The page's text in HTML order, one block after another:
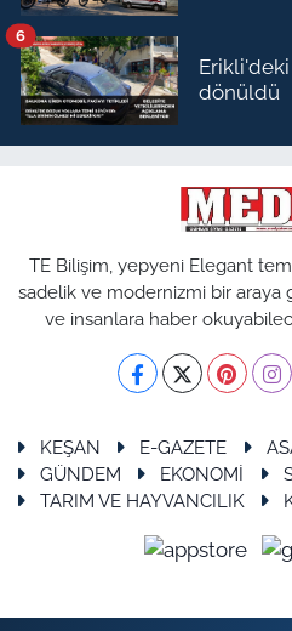
Erikli'deki
dönüldü
6
TE Bilişim, yepyeni Elegant
sadelik ve modernizmi bir araya
ve insanlara haber
KEŞAN E-GAZETE
GÜNDEM
EKONOMİ
TARIM VE HAYVANCILIK